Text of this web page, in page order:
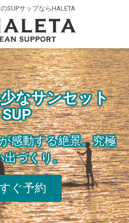
SUPサップならHALETA
なサンセット
SUP
感動する絶景。究極
出づくり。
ぐ予約